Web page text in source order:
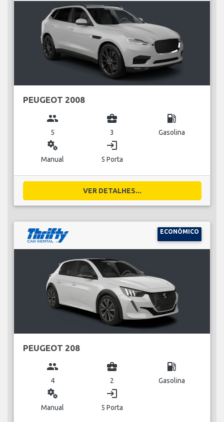
PEUGEOT 2008
group
5
business_center
3
local_gas_station
Gasolina
miscellaneous_services
Manual
login
5 Porta
VER DETALHES...
ECONÓMICO
PEUGEOT 208
group
4
business_center
2
local_gas_station
Gasolina
miscellaneous_services
Manual
login
5 Porta